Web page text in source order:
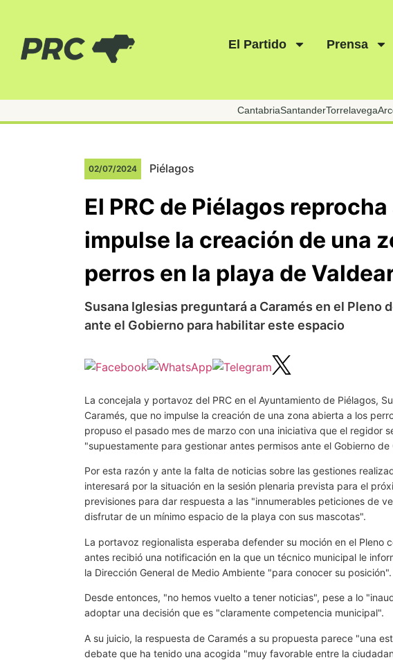
El Partido Prensa
CantabriaSantanderTorrelavega
02/07/2024 Piélagos
El PRC de Piélagos
impulse la creación de una
perros en la playa de
Susana Iglesias preguntará a Caramés en el Pleno
ante el Gobierno para habilitar este espacio
La concejala y portavoz del PRC en el Ayuntamiento de Piélagos,
Caramés, que no impulse la creación de una zona abierta a los
propuso el pasado mes de marzo con una iniciativa que el regidor
"supuestamente para gestionar antes permisos ante el Gobierno de
Por esta razón y ante la falta de noticias sobre las gestiones
interesará por la situación en la sesión plenaria prevista para el
previsiones para dar respuesta a las "innumerables peticiones de
disfrutar de un mínimo espacio de la playa con sus mascotas".
La portavoz regionalista esperaba defender su moción en el Pleno
antes recibió una notificación en la que un técnico municipal le
la Dirección General de Medio Ambiente "para conocer su posición".
Desde entonces, "no hemos vuelto a tener noticias", pese a lo
adoptar una decisión que es "claramente competencia municipal".
A su juicio, la respuesta de Caramés a su propuesta parece "una
debate que ha tenido una acogida "muy favorable entre la